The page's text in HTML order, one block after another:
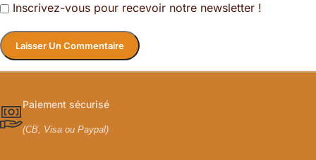
Inscrivez-vous pour recevoir notre newsletter !
Paiement sécurisé
(CB, Visa ou Paypal)